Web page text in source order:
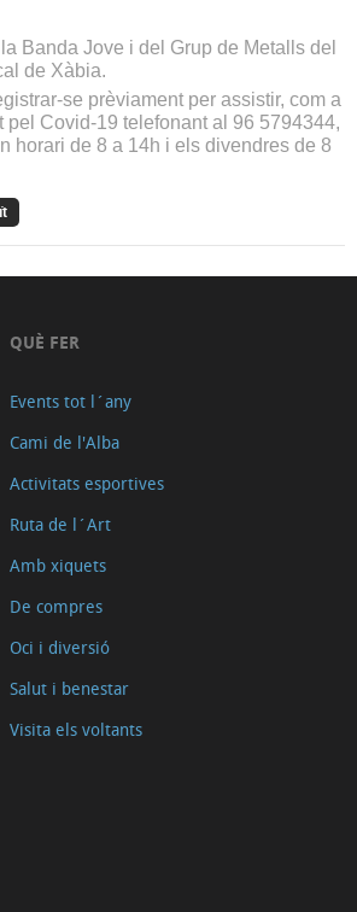
Banda Jove i del Grup de Metalls del
de Xàbia.
se prèviament per assistir, com a
pel Covid-19 telefonant al 96 5794344,
horari de 8 a 14h i els divendres de 8
QUÈ FER
Events tot l´any
Cami de l'Alba
Activitats esportives
Ruta de l´Art
Amb xiquets
De compres
Oci i diversió
Salut i benestar
Visita els voltants